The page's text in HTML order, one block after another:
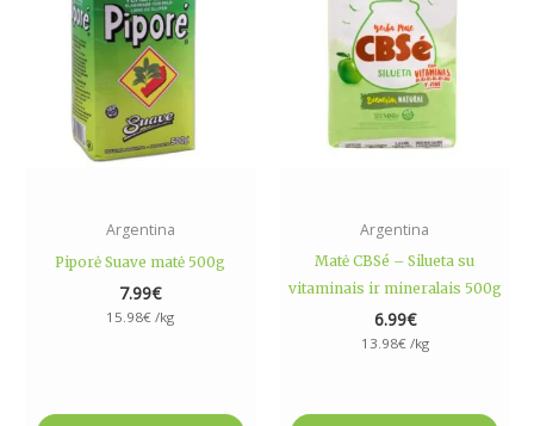
Argentina
Piporė Suave matė 500g
7.99€
15.98€ /kg
Argentina
Matė CBSé – Silueta su
vitaminais ir mineralais 500g
6.99€
13.98€/kg